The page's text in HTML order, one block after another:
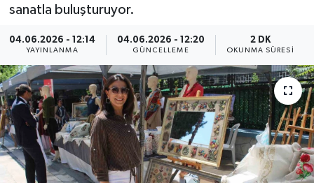
sanatla buluşturuyor.
04.06.2026 - 12:14
YAYINLANMA
04.06.2026 - 12:20
GÜNCELLEME
2 DK
OKUNMA SÜRESI
Canlı Maç
ÇEVRE
Dış Haberler
Dünya
EĞİTİM